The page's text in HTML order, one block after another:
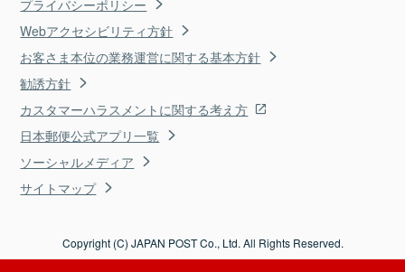
プライバシーポリシー
Webアクセシビリティ方針
お客さま本位の業務運営に関する基本方針
勧誘方針
カスタマーハラスメントに関する考え方
日本郵便公式アプリ一覧
ソーシャルメディア
サイトマップ
Copyright (C) JAPAN POST Co., Ltd. All Rights Reserved.